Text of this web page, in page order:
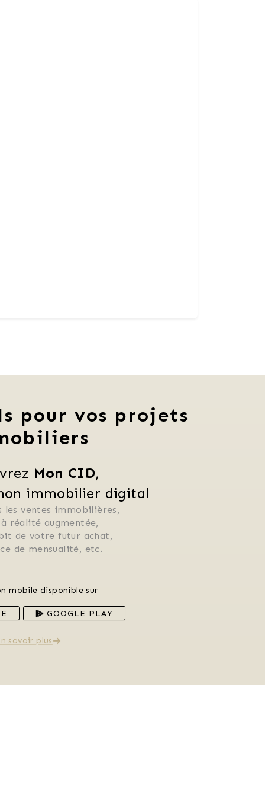
pour vos projets
Mon CID,
immobilier digital
les ventes immobilières,
réalité augmentée,
de votre futur achat,
de mensualité, etc.
mobile disponible sur
GOOGLE PLAY
savoir plus